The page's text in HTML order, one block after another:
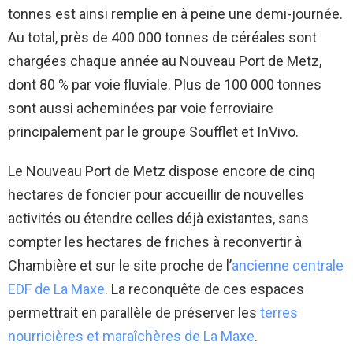
tonnes est ainsi remplie en à peine une demi-journée.
Au total, près de 400 000 tonnes de céréales sont
chargées chaque année au Nouveau Port de Metz,
dont 80 % par voie fluviale. Plus de 100 000 tonnes
sont aussi acheminées par voie ferroviaire
principalement par le groupe Soufflet et InVivo.
Le Nouveau Port de Metz dispose encore de cinq
hectares de foncier pour accueillir de nouvelles
activités ou étendre celles déjà existantes, sans
compter les hectares de friches à reconvertir à
Chambière et sur le site proche de l’ancienne centrale
EDF de La Maxe. La reconquête de ces espaces
permettrait en parallèle de préserver les terres
nourricières et maraîchères de La Maxe.